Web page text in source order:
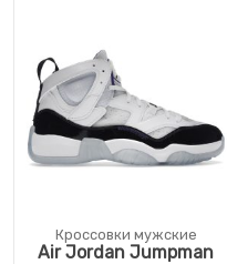
Кроссовки мужские
Air Jordan Jumpman